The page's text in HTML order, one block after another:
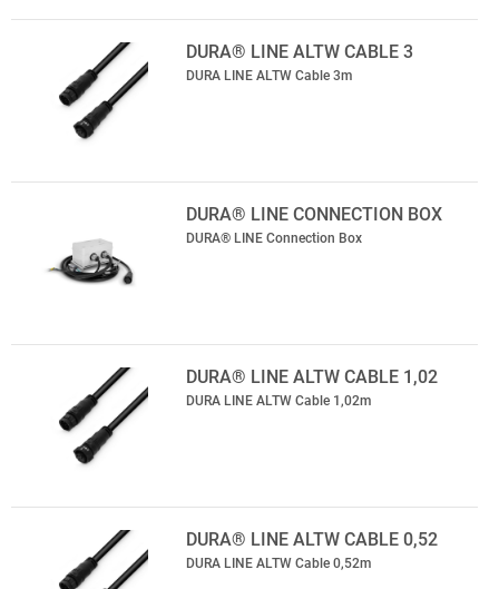
DURA® LINE ALTW CABLE 3
DURA LINE ALTW Cable 3m
DURA® LINE CONNECTION BOX
DURA® LINE Connection Box
DURA® LINE ALTW CABLE 1,02
DURA LINE ALTW Cable 1,02m
DURA® LINE ALTW CABLE 0,52
DURA LINE ALTW Cable 0,52m